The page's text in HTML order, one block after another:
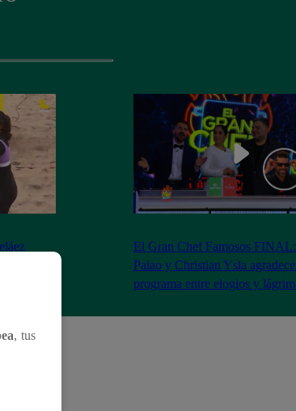
El Gran Chef Famosos
Palao y Christian Ysla
programa entre elogios y
, tus